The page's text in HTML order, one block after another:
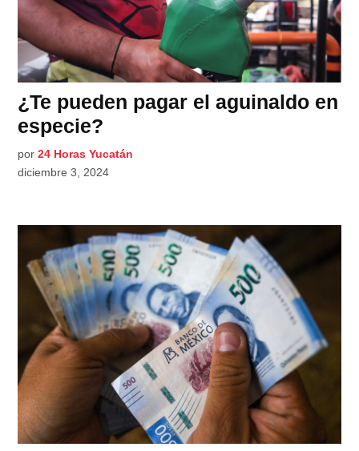
¿Te pueden pagar el aguinaldo en
especie?
por 24 Horas Yucatán
diciembre 3, 2024